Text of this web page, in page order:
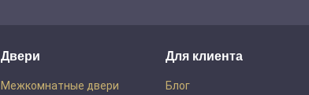
Двери
Межкомнатные двери
Для клиента
Блог